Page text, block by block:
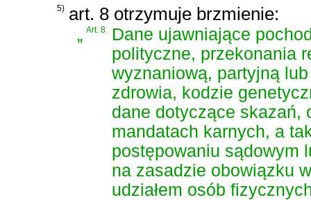
5) art. 8 otrzymuje brzmienie:
„Art. 8. Dane ujawniające
polityczne, przekonania
wyznaniową, partyjną
zdrowia, kodzie
dane dotyczące skazań,
mandatach karnych, a
postępowaniu sądowym
na zasadzie obowiązku
udziałem osób